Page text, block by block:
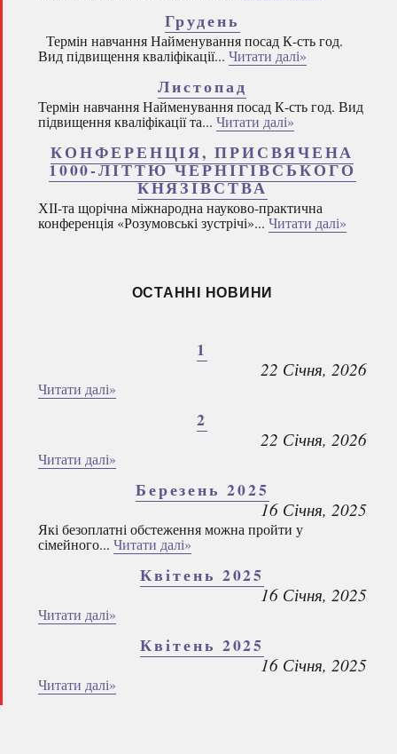
Грудень
Термін навчання Найменування посад К-сть год.
Вид підвищення кваліфікації... Читати далі»
Листопад
Термін навчання Найменування посад К-сть год. Вид
підвищення кваліфікації та... Читати далі»
КОНФЕРЕНЦІЯ, ПРИСВЯЧЕНА
1000-ЛІТТЮ ЧЕРНІГІВСЬКОГО
КНЯЗІВСТВА
ХІІ-та щорічна міжнародна науково-практична
конференція «Розумовські зустрічі»... Читати далі»
ОСТАННІ НОВИНИ
1
22 Січня, 2026
Читати далі»
2
22 Січня, 2026
Читати далі»
Березень 2025
16 Січня, 2025
Які безоплатні обстеження можна пройти у
сімейного... Читати далі»
Квітень 2025
16 Січня, 2025
Читати далі»
Квітень 2025
16 Січня, 2025
Читати далі»